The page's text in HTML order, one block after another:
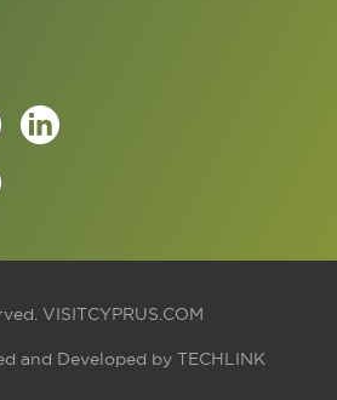
VISITCYPRUS.COM
and Developed by TECHLINK